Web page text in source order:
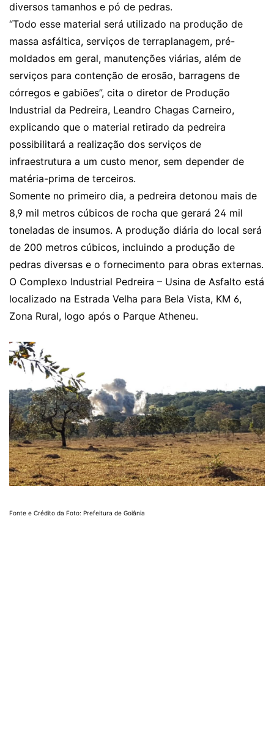
diversos tamanhos e pó de pedras.
“Todo esse material será utilizado na produção de
massa asfáltica, serviços de terraplanagem, pré-
moldados em geral, manutenções viárias, além de
serviços para contenção de erosão, barragens de
córregos e gabiões”, cita o diretor de Produção
Industrial da Pedreira, Leandro Chagas Carneiro,
explicando que o material retirado da pedreira
possibilitará a realização dos serviços de
infraestrutura a um custo menor, sem depender de
matéria-prima de terceiros.
Somente no primeiro dia, a pedreira detonou mais de
8,9 mil metros cúbicos de rocha que gerará 24 mil
toneladas de insumos. A produção diária do local será
de 200 metros cúbicos, incluindo a produção de
pedras diversas e o fornecimento para obras externas.
O Complexo Industrial Pedreira – Usina de Asfalto está
localizado na Estrada Velha para Bela Vista, KM 6,
Zona Rural, logo após o Parque Atheneu.
Fonte e Crédito da Foto: Prefeitura de Goiânia